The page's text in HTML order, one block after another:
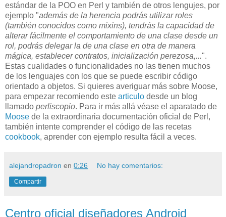
estándar de la POO en Perl y también de otros lengujes, por
ejemplo "además de la herencia podrás utilizar roles
(también conocidos como mixins), tendrás la capacidad de
alterar fácilmente el comportamiento de una clase desde un
rol, podrás delegar la de una clase en otra de manera
mágica, establecer contratos, inicialización perezosa,...".
Estas cualidades o funcionalidades no las tienen muchos
de los lenguajes con los que se puede escribir código
orientado a objetos. Si quieres averiguar más sobre Moose,
para empezar recomiendo este articulo desde un blog
llamado perliscopio. Para ir más allá véase el aparatado de
Moose de la extraordinaria documentación oficial de Perl,
también intente comprender el código de las recetas
cookbook, aprender con ejemplo resulta fácil a veces.
alejandropadron en 0:26 No hay comentarios:
Compartir
Centro oficial diseñadores Android